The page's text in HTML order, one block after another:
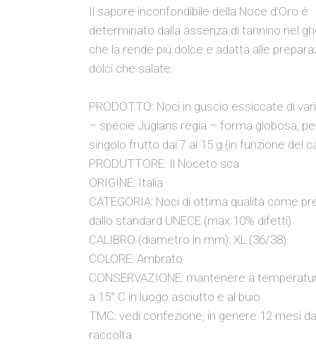
Il sapore inconfondibile della Noce d’Oro è
determinato dalla assenza di tannino nel
che la rende più dolce e adatta alle
dolci che salate.
PRODOTTO: Noci in guscio essiccate di
– specie Juglans regia – forma globosa,
singolo frutto dai 7 ai 15 g (in funzione del
PRODUTTORE: Il Noceto sca
ORIGINE: Italia
CATEGORIA: Noci di ottima qualità come
dallo standard UNECE (max 10% difetti)
CALIBRO (diametro in mm): XL (36/38)
COLORE: Ambrato
CONSERVAZIONE: mantenere a
a 15° C in luogo asciutto e al buio
TMC: vedi confezione, in genere 12 mesi
raccolta